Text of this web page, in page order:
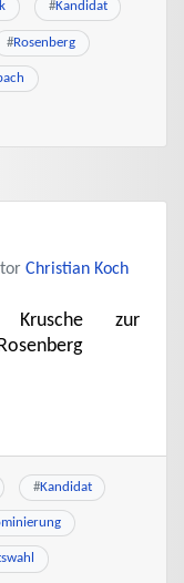
#Kandidat
#Rosenberg
Christian Koch
Krusche zur
#Kandidat